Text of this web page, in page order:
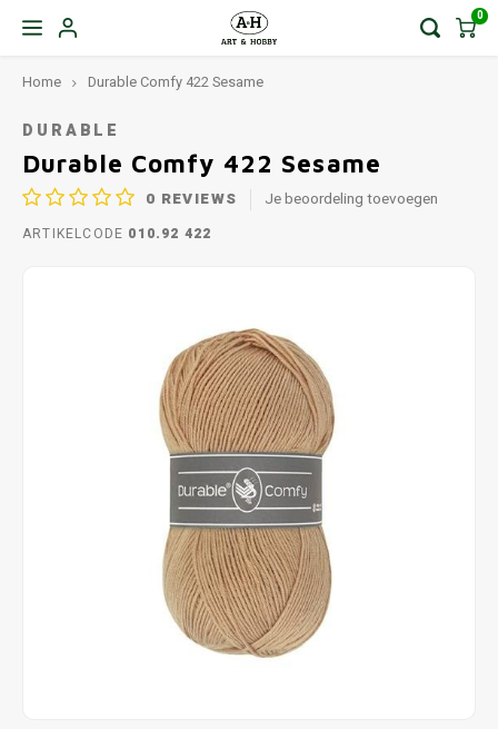
0
Home Durable Comfy 422 Sesame
DURABLE
Durable Comfy 422 Sesame
0 REVIEWS Je beoordeling toevoegen
ARTIKELCODE 010.92 422